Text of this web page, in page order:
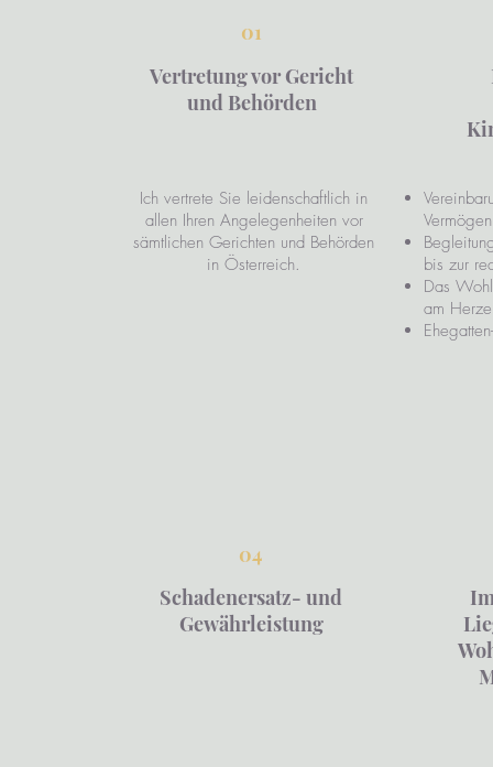
01
Vertretung vor Gericht
und Behörden
Ich vertrete Sie leidenschaftlich in
allen Ihren Angelegenheiten vor
sämtlichen Gerichten und Behörden
in Österreich.
04
Schadenersatz- und
Gewährleistung
Vermögen
bis zur
Das
am